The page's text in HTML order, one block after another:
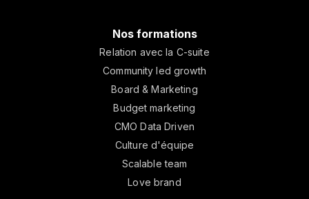
Nos formations
Relation avec la C-suite
Community led growth
Board & Marketing
Budget marketing
CMO Data Driven
Culture d'équipe
Scalable team
Love brand